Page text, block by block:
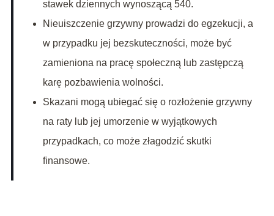
stawek dziennych wynoszącą 540.
Nieuiszczenie grzywny prowadzi do egzekucji, a
w przypadku jej bezskuteczności, może być
zamieniona na pracę społeczną lub zastępczą
karę pozbawienia wolności.
Skazani mogą ubiegać się o rozłożenie grzywny
na raty lub jej umorzenie w wyjątkowych
przypadkach, co może złagodzić skutki
finansowe.